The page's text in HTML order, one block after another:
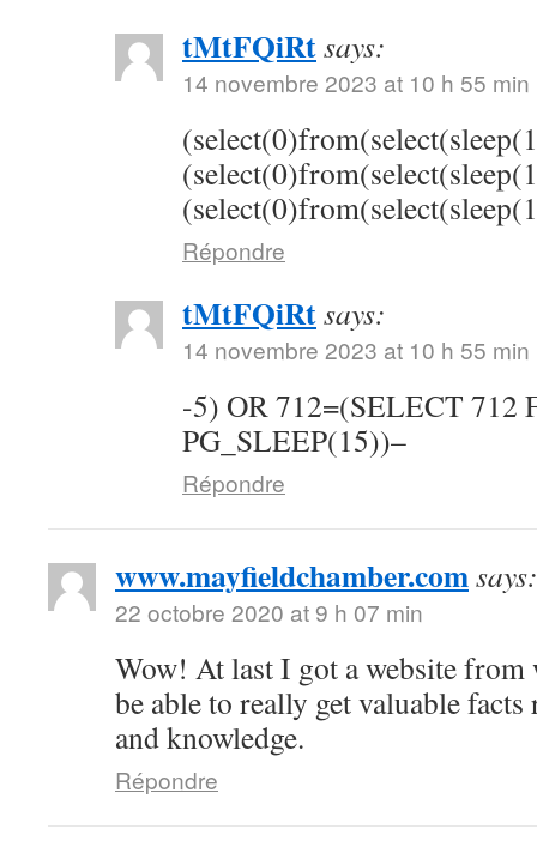
tMtFQiRtsays:
14 novembre 2023 at 10 h 55 min
Répondre
tMtFQiRtsays:
14 novembre 2023 at 10 h 55 min
-5) OR 712=(SELECT 712
PG_SLEEP(15))–
Répondre
www.mayfieldchamber.comsays:
22 octobre 2020 at 9 h 07 min
Wow! At last I got a website from
be able to really get valuable
and knowledge.
Répondre